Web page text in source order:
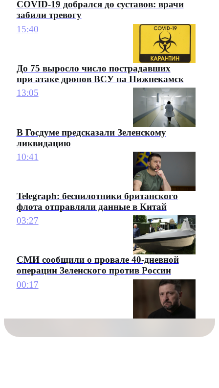
COVID-19 добрался до суставов: врачи
забили тревогу
15:40
До 75 выросло число пострадавших
при атаке дронов ВСУ на Нижнекамск
13:05
В Госдуме предсказали Зеленскому
ликвидацию
10:41
Telegraph: беспилотники британского
флота отправляли данные в Китай
03:27
СМИ сообщили о провале 40-дневной
операции Зеленского против России
00:17